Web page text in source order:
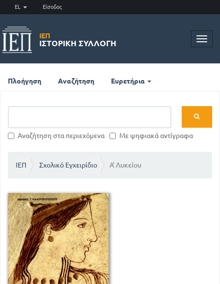
EL Είσοδος
ΙΕΠ
ΙΣΤΟΡΙΚΉ ΣΥΛΛΟΓΉ
Πλοήγηση Αναζήτηση Ευρετήρια
Αναζήτηση στα περιεχόμενα Με ψηφιακά αντίγραφα
ΙΕΠ Σχολικό Εγχειρίδιο Α' Λυκείου